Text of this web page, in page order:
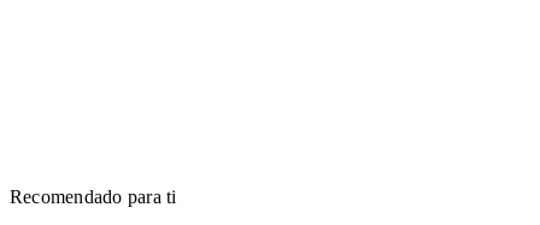
Recomendado para ti